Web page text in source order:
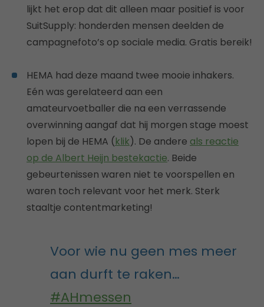
lijkt het erop dat dit alleen maar positief is voor
SuitSupply: honderden mensen deelden de
campagnefoto’s op sociale media. Gratis bereik!
HEMA had deze maand twee mooie inhakers.
Eén was gerelateerd aan een
amateurvoetballer die na een verrassende
overwinning aangaf dat hij morgen stage moest
lopen bij de HEMA (klik). De andere als reactie
op de Albert Heijn bestekactie. Beide
gebeurtenissen waren niet te voorspellen en
waren toch relevant voor het merk. Sterk
staaltje contentmarketing!
Voor wie nu geen mes meer
aan durft te raken…
#AHmessen